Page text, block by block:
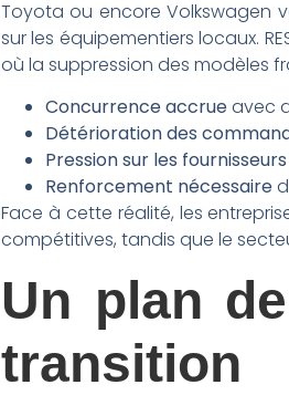
Toyota ou encore Volkswagen
sur les équipementiers locaux.
où la suppression des modèles
Concurrence accrueavec
Détérioration des
Pression sur les fournisseurs
Renforcement nécessaire
Face à cette réalité, les
compétitives, tandis que le
Un plan
transition